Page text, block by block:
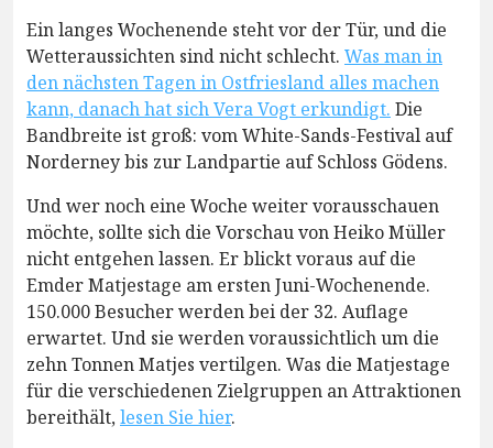
Ein langes Wochenende steht vor der Tür, und die
Wetteraussichten sind nicht schlecht. Was man in
den nächsten Tagen in Ostfriesland alles machen
kann, danach hat sich Vera Vogt erkundigt. Die
Bandbreite ist groß: vom White-Sands-Festival auf
Norderney bis zur Landpartie auf Schloss Gödens.
Und wer noch eine Woche weiter vorausschauen
möchte, sollte sich die Vorschau von Heiko Müller
nicht entgehen lassen. Er blickt voraus auf die
Emder Matjestage am ersten Juni-Wochenende.
150.000 Besucher werden bei der 32. Auflage
erwartet. Und sie werden voraussichtlich um die
zehn Tonnen Matjes vertilgen. Was die Matjestage
für die verschiedenen Zielgruppen an Attraktionen
bereithält,lesen Sie hier.